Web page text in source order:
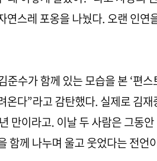
연스레 포옹을 나눴다. 오랜 인연
준수가 함께 있는 모습을 본 ‘편
온다”라고 감탄했다. 실제로 김
만이라고. 이날 두 사람은 그동
함께 나누며 울고 웃었다는 전언